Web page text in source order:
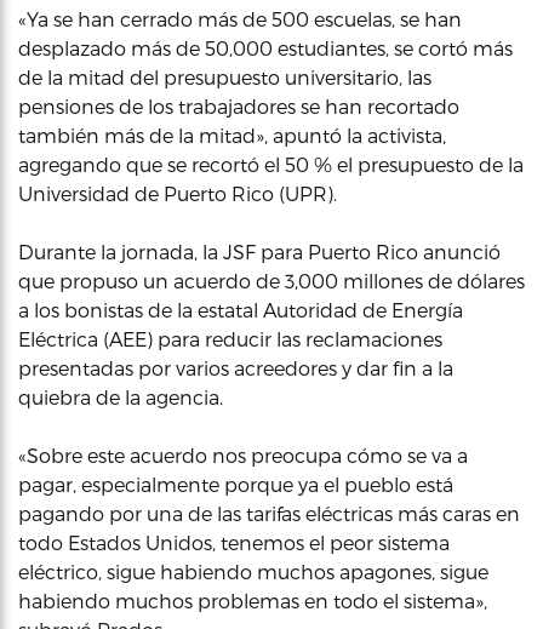
«Ya se han cerrado más de 500 escuelas, se han
desplazado más de 50,000 estudiantes, se cortó más
de la mitad del presupuesto universitario, las
pensiones de los trabajadores se han recortado
también más de la mitad», apuntó la activista,
agregando que se recortó el 50 % el presupuesto de la
Universidad de Puerto Rico (UPR).
Durante la jornada, la JSF para Puerto Rico anunció
que propuso un acuerdo de 3,000 millones de dólares
a los bonistas de la estatal Autoridad de Energía
Eléctrica (AEE) para reducir las reclamaciones
presentadas por varios acreedores y dar fin a la
quiebra de la agencia.
«Sobre este acuerdo nos preocupa cómo se va a
pagar, especialmente porque ya el pueblo está
pagando por una de las tarifas eléctricas más caras en
todo Estados Unidos, tenemos el peor sistema
eléctrico, sigue habiendo muchos apagones, sigue
habiendo muchos problemas en todo el sistema»,